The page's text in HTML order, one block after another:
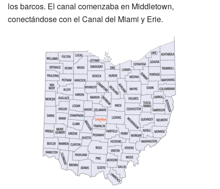
los barcos. El canal comenzaba en Middletown,
conectándose con el Canal del Miami y Erie.